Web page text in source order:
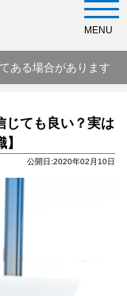
ある場合があります
MENU
じても良い？実は
公開日:2020年02月10日